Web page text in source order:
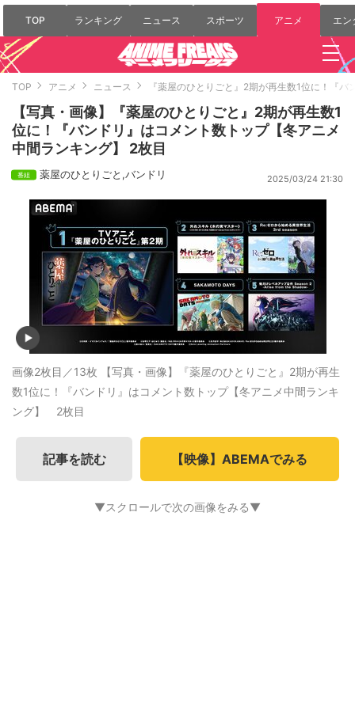
TOP ランキング ニュース スポーツ アニメ エン
TOP アニメ ニュース 『薬屋のひとりごと』2期が再生数1位に！『
【写真・画像】『薬屋のひとりごと』2期が再生数1
位に！『バンドリ』はコメント数トップ【冬アニメ
中間ランキング】 2枚目
薬屋のひとりごと ,バンドリ 2025/03/24 21:30
画像2枚目／13枚 【写真・画像】『薬屋のひとりごと』2期が再生
数1位に！『バンドリ』はコメント数トップ【冬アニメ中間ランキ
ング】 2枚目
記事を読む 【映像】ABEMAでみる
▼スクロールで次の画像をみる▼